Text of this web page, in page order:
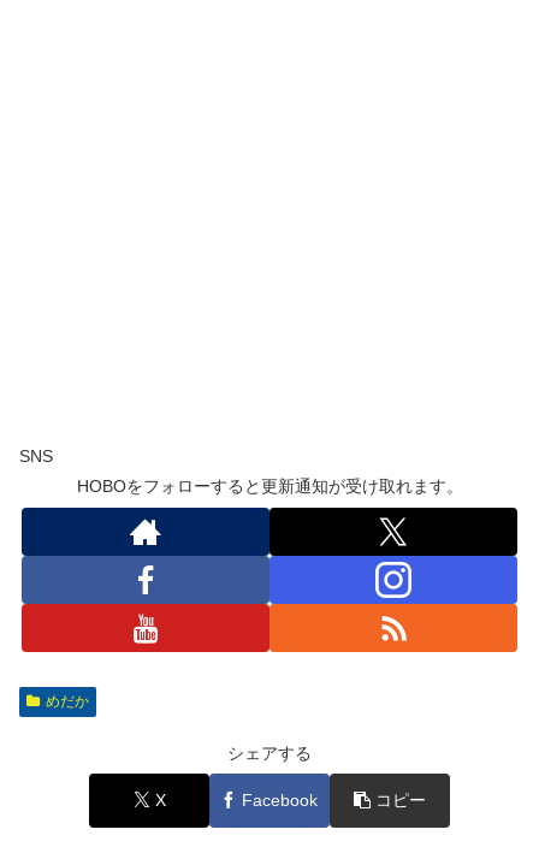
SNS
HOBOをフォローすると更新通知が受け取れます。
めだか
シェアする
X Facebook コピー